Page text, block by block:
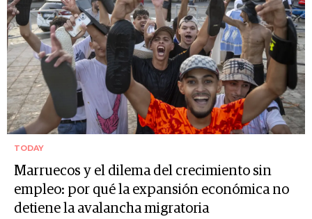
TODAY
Marruecos y el dilema del crecimiento sin
empleo: por qué la expansión económica no
detiene la avalancha migratoria